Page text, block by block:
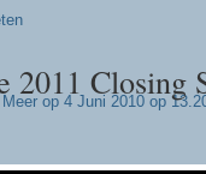
2011 Closing
op 4 Juni 2010 op